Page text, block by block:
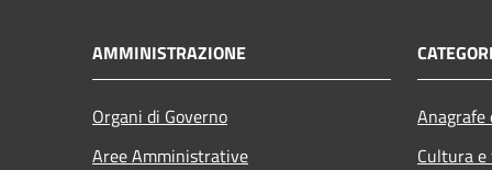
AMMINISTRAZIONE
Organi di Governo
Aree Amministrative
Cultura